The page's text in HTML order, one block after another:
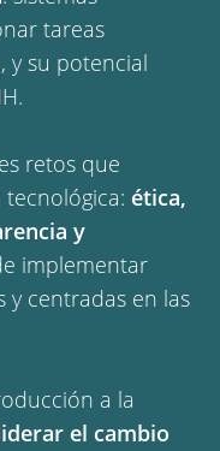
tareas
y su potencial
retos que
ética,
y
implementar
y centradas en las
a la
el cambio